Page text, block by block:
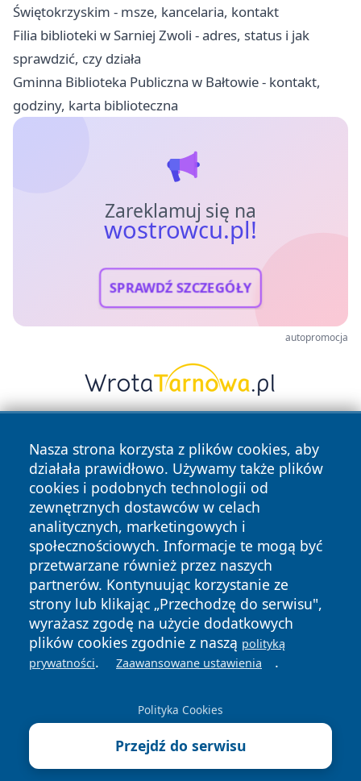
Świętokrzyskim - msze, kancelaria, kontakt
Filia biblioteki w Sarniej Zwoli - adres, status i jak
sprawdzić, czy działa
Gminna Biblioteka Publiczna w Bałtowie - kontakt,
godziny, karta biblioteczna
Zareklamuj się na
wostrowcu.pl!
SPRAWDŹ SZCZEGÓŁY
autopromocja
Nasza strona korzysta z plików cookies, aby
działała prawidłowo. Używamy także plików
cookies i podobnych technologii od
zewnętrznych dostawców w celach
analitycznych, marketingowych i
społecznościowych. Informacje te mogą być
przetwarzane również przez naszych
partnerów. Kontynuując korzystanie ze
strony lub klikając „Przechodzę do serwisu",
wyrażasz zgodę na użycie dodatkowych
plików cookies zgodnie z naszą polityką
prywatności. Zaawansowane ustawienia .
Polityka Cookies
Przejdź do serwisu
Copyright © 2026 wostrowcu.pl Wszystkie prawa zastrzeżone.
News Autorzy
Polityka
Prywatności
Polityka
Cookies